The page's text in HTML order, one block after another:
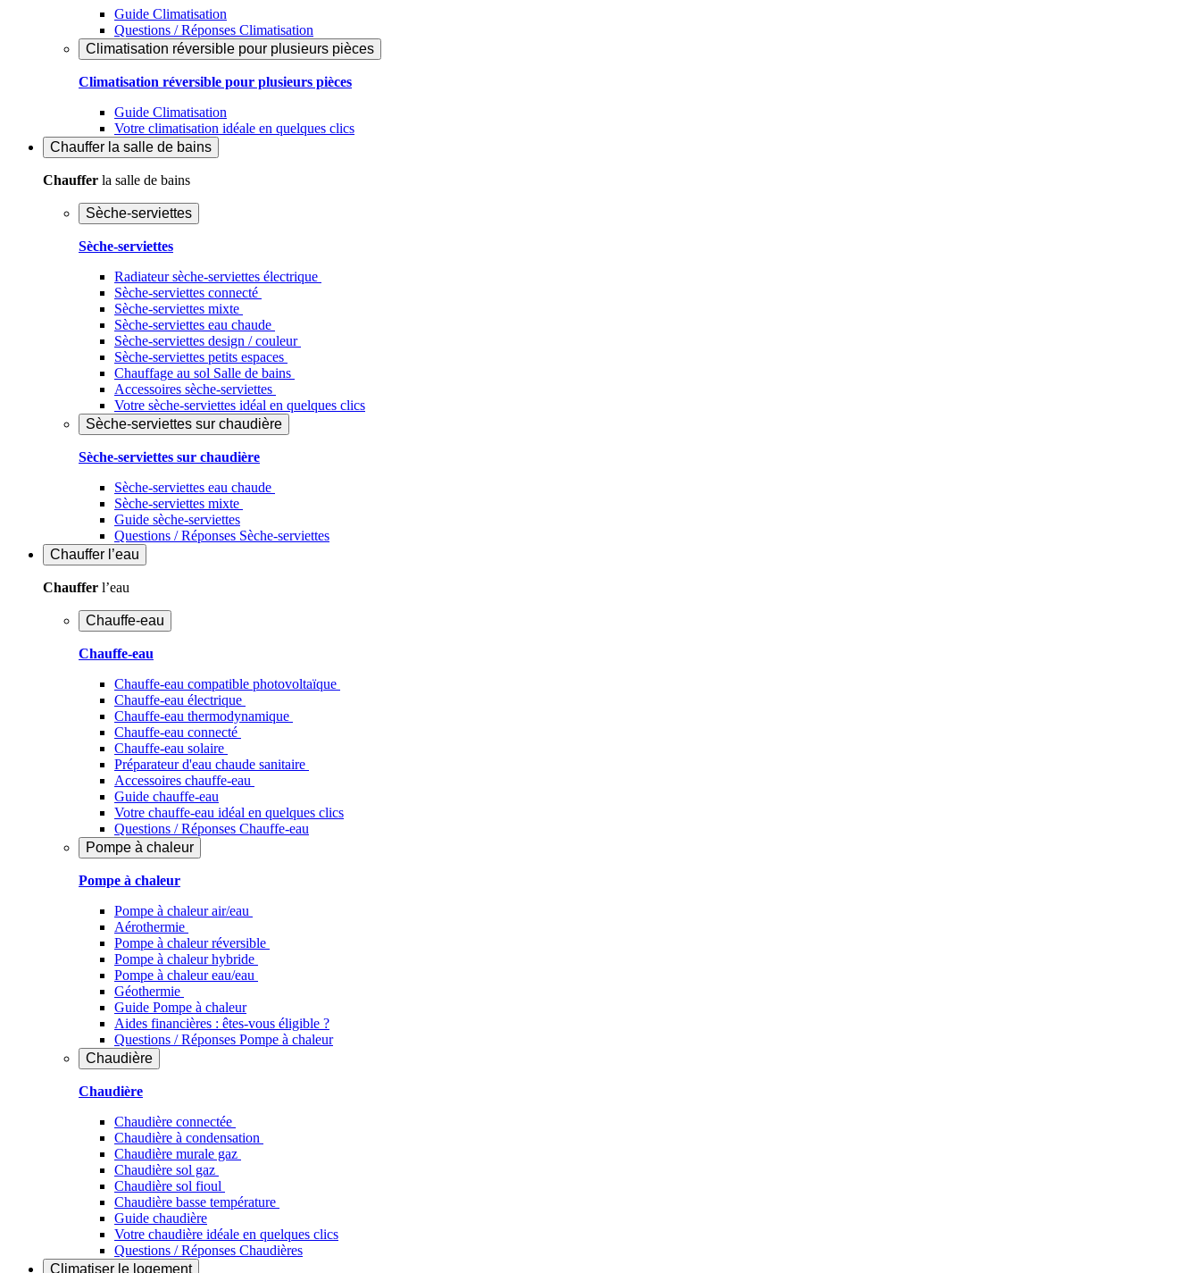
Guide Climatisation
Questions / Réponses Climatisation
Climatisation réversible pour plusieurs pièces
Climatisation réversible pour plusieurs pièces
Guide Climatisation
Votre climatisation idéale en quelques clics
Chauffer la salle de bains
Chauffer la salle de bains
Sèche-serviettes
Sèche-serviettes
Radiateur sèche-serviettes électrique
Sèche-serviettes connecté
Sèche-serviettes mixte
Sèche-serviettes eau chaude
Sèche-serviettes design / couleur
Sèche-serviettes petits espaces
Chauffage au sol Salle de bains
Accessoires sèche-serviettes
Votre sèche-serviettes idéal en quelques clics
Sèche-serviettes sur chaudière
Sèche-serviettes sur chaudière
Sèche-serviettes eau chaude
Sèche-serviettes mixte
Guide sèche-serviettes
Questions / Réponses Sèche-serviettes
Chauffer l’eau
Chauffer l’eau
Chauffe-eau
Chauffe-eau
Chauffe-eau compatible photovoltaïque
Chauffe-eau électrique
Chauffe-eau thermodynamique
Chauffe-eau connecté
Chauffe-eau solaire
Préparateur d'eau chaude sanitaire
Accessoires chauffe-eau
Guide chauffe-eau
Votre chauffe-eau idéal en quelques clics
Questions / Réponses Chauffe-eau
Pompe à chaleur
Pompe à chaleur
Pompe à chaleur air/eau
Aérothermie
Pompe à chaleur réversible
Pompe à chaleur hybride
Pompe à chaleur​ eau/eau
Géothermie
Guide Pompe à chaleur
Aides financières : êtes-vous éligible ?
Questions / Réponses Pompe à chaleur
Chaudière
Chaudière
Chaudière connectée
Chaudière à condensation
Chaudière murale gaz
Chaudière sol gaz
Chaudière sol fioul
Chaudière basse température
Guide chaudière
Votre chaudière idéale en quelques clics
Questions / Réponses Chaudières
Climatiser le logement